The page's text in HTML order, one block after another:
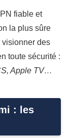
fiable et
la plus sûre
visionner des
toute sécurité :
Apple TV…
: les